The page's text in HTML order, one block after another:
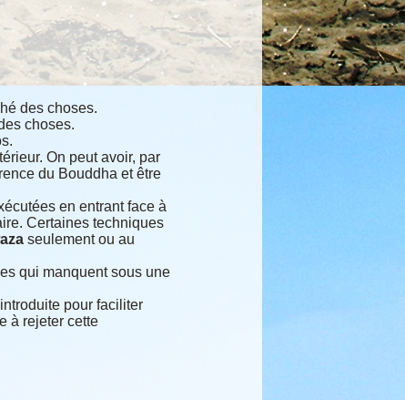
des choses.
choses.
On peut avoir, par
du Bouddha et être
en entrant face à
Certaines techniques
seulement ou au
qui manquent sous une
pour faciliter
à rejeter cette